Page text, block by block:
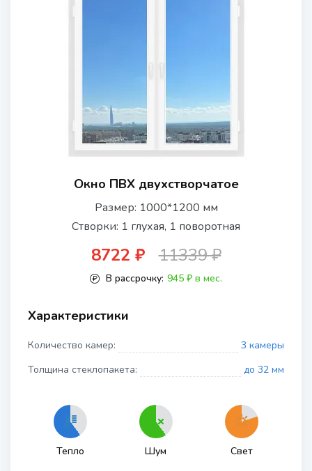
Окно ПВХ двухстворчатое
Размер: 1000*1200 мм
Створки: 1 глухая, 1 поворотная
8722 ₽ 11339 ₽
В рассрочку: 945 ₽ в мес.
Характеристики
Количество камер:
3 камеры
Толщина стеклопакета:
до 32 мм
Тепло Шум Свет